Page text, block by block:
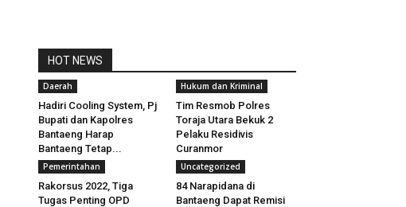
HOT NEWS
Daerah
Hadiri Cooling System, Pj
Bupati dan Kapolres
Bantaeng Harap
Bantaeng Tetap...
Hukum dan Kriminal
Tim Resmob Polres
Toraja Utara Bekuk 2
Pelaku Residivis
Curanmor
Pemerintahan
Rakorsus 2022, Tiga
Tugas Penting OPD
Uncategorized
84 Narapidana di
Bantaeng Dapat Remisi